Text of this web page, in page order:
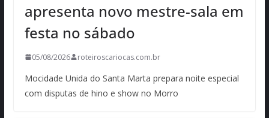
apresenta novo mestre-sala em
festa no sábado
05/08/2026 roteiroscariocas.com.br
Mocidade Unida do Santa Marta prepara noite especial
com disputas de hino e show no Morro